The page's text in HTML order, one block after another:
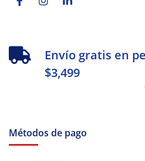
Envío gratis en
$3,499
Métodos de pago